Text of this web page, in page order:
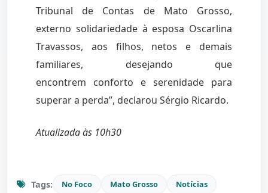
Tribunal de Contas de Mato Grosso,
externo solidariedade à esposa Oscarlina
Travassos, aos filhos, netos e demais
familiares, desejando que
encontrem conforto e serenidade para
superar a perda”, declarou Sérgio Ricardo.
Atualizada às 10h30
Tags: No Foco Mato Grosso Notícias